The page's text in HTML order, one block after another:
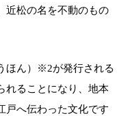
近松の名を不動のもの
ほん）※2が発行される
れることになり、地本
戸へ伝わった文化です